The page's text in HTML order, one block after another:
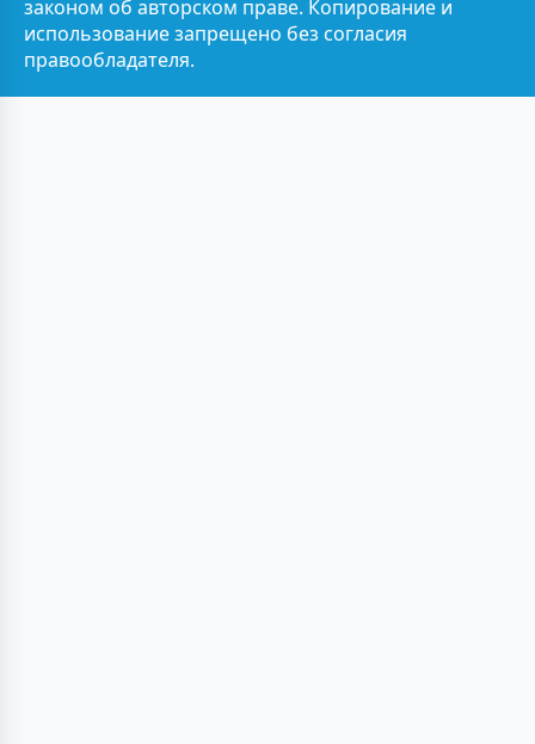
законом об авторском праве. Копирование и
использование запрещено без согласия
правообладателя.